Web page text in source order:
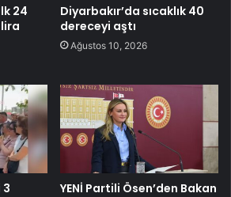
24
Diyarbakır’da sıcaklık 40
dereceyi aştı
Ağustos 10, 2026
3
YENİ Partili Ösen’den Bakan